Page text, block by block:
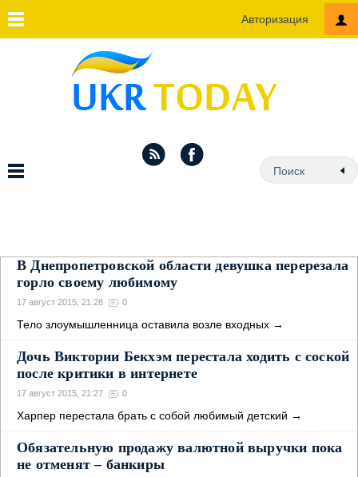
Авторизация
В Днепропетровской области девушка перерезала
горло своему любимому
17 август 2015, 21:28 0
Тело злоумышленница оставила возле входных →
Дочь Виктории Бекхэм перестала ходить с соской
после критики в интернете
17 август 2015, 21:27 0
Харпер перестала брать с собой любимый детский →
Обязательную продажу валютной выручки пока
не отменят – банкиры